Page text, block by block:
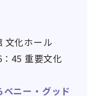
文化ホール
45 重要文化
ベニー・グッド